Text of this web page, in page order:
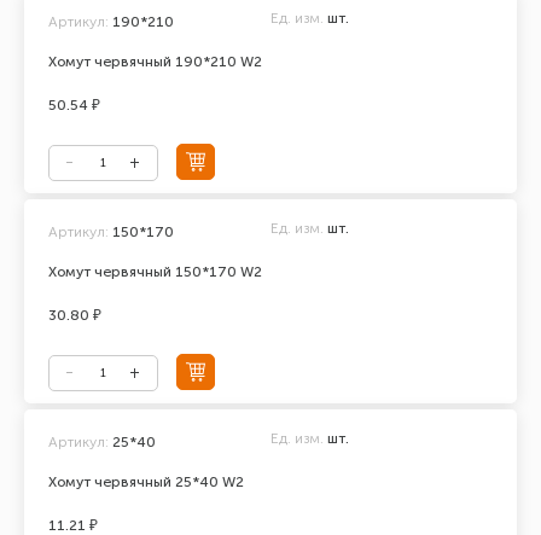
Хомут червячный 190*210 W2
Артикул: 190*210 Ед. изм. шт.
50.54 ₽
Хомут червячный 150*170 W2
Артикул: 150*170 Ед. изм. шт.
30.80 ₽
Хомут червячный 25*40 W2
Артикул: 25*40 Ед. изм. шт.
11.21 ₽